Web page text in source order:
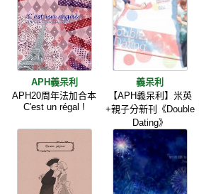
APH義呆利
APH20周年法加合本
C'est un régal !
義呆利
【APH義呆利】米英
+親子分新刊《Double
Dating》